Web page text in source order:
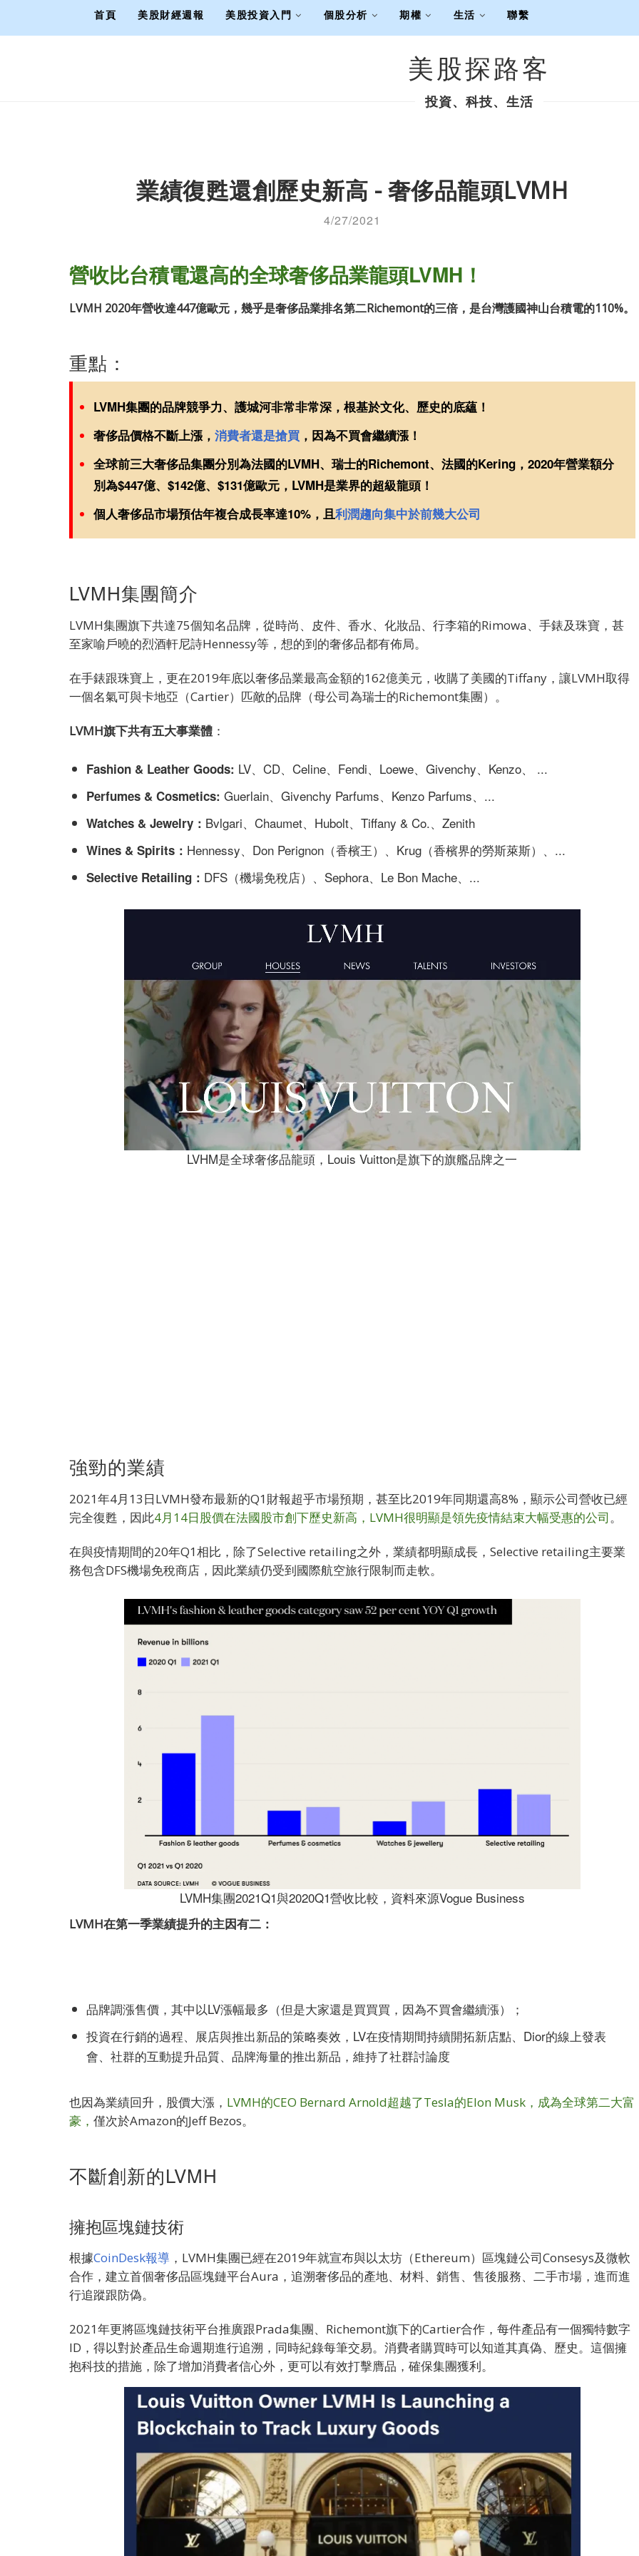
美股探路客
首頁 美股財經週報 美股投資入門 個股分析 期權 生活 聯繫
投資、科技、生活
業績復甦還創歷史新高 - 奢侈品龍頭LVMH
4/27/2021
營收比台積電還高的全球奢侈品業龍頭LVMH ！
LVMH 2020年營收達447億歐元，幾乎是奢侈品業排名第二Richemont的三倍，是台灣護國神山台積電的110%。
重點：
LVMH集團的品牌競爭力、護城河非常非常深，根基於文化、歷史的底蘊！
奢侈品價格不斷上漲， 消費者還是搶買 ，因為不買會繼續漲！
全球前三大奢侈品集團分別為法國的LVMH、瑞士的Richemont、法國的Kering，2020年營業額分
別為$447億、$142億、$131億歐元，LVMH是業界的超級龍頭！
個人奢侈品市場預估年複合成長率達10%，且利潤趨向集中於前幾大公司
LVMH集團簡介
LVMH集團旗下共達75個知名品牌，從時尚、皮件、香水、化妝品、行李箱的Rimowa、手錶及珠寶，甚
至家喻戶曉的烈酒軒尼詩Hennessy等，想的到的奢侈品都有佈局。
在手錶跟珠寶上，更在2019年底以奢侈品業最高金額的162億美元，收購了美國的Tiffany，讓LVMH取得
一個名氣可與卡地亞（Cartier）匹敵的品牌（母公司為瑞士的Richemont集團）。
LVMH旗下共有五大事業體 ：
Fashion & Leather Goods: LV、CD、Celine、Fendi、Loewe、Givenchy、Kenzo、 ...
Perfumes & Cosmetics: Guerlain、Givenchy Parfums、Kenzo Parfums、...
Watches & Jewelry： Bvlgari、Chaumet、Hubolt、Tiffany & Co.、Zenith
Wines & Spirits： Hennessy、Don Perignon（香檳王）、Krug（香檳界的勞斯萊斯）、...
Selective Retailing： DFS（機場免稅店）、Sephora、Le Bon Mache、...
LVHM是全球奢侈品龍頭，Louis Vuitton是旗下的旗艦品牌之一
強勁的業績
2021年4月13日LVMH發布最新的Q1財報超乎市場預期，甚至比2019年同期還高8%，顯示公司營收已經
完全復甦，因此4月14日股價在法國股市創下歷史新高， LVMH很明顯是領先疫情結束大幅受惠的公司。
在與疫情期間的20年Q1相比，除了Selective retailing之外，業績都明顯成長，Selective retailing主要業
務包含DFS機場免稅商店，因此業績仍受到國際航空旅行限制而走軟。
LVMH集團2021Q1與2020Q1營收比較，資料來源Vogue Business
LVMH在第一季業績提升的主因有二：
品牌調漲售價，其中以LV漲幅最多（但是大家還是買買買，因為不買會繼續漲）；
投資在行銷的過程、展店與推出新品的策略奏效，LV在疫情期間持續開拓新店點、Dior的線上發表
會、社群的互動提升品質、品牌海量的推出新品，維持了社群討論度
也因為業績回升，股價大漲， LVMH的CEO Bernard Arnold超越了Tesla的Elon Musk，成為全球第二大富
豪， 僅次於Amazon的Jeff Bezos。
不斷創新的LVMH
擁抱區塊鏈技術
根據CoinDesk報導 ，LVMH集團已經在2019年就宣布與以太坊（Ethereum）區塊鏈公司Consesys及微軟
合作，建立首個奢侈品區塊鏈平台Aura，追溯奢侈品的產地、材料、銷售、售後服務、二手市場，進而進
行追蹤跟防偽。
2021年更將區塊鏈技術平台推廣跟Prada集團、Richemont旗下的Cartier合作，每件產品有一個獨特數字
ID，得以對於產品生命週期進行追溯，同時紀錄每筆交易。消費者購買時可以知道其真偽、歷史。這個擁
抱科技的措施，除了增加消費者信心外，更可以有效打擊膺品，確保集團獲利。